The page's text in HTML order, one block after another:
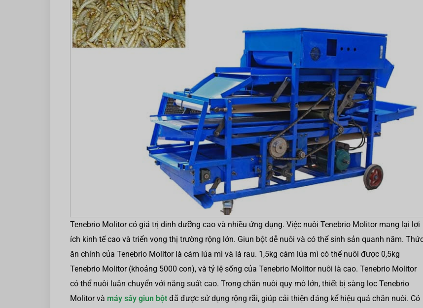
Tenebrio Molitor có giá trị dinh dưỡng cao và nhiều ứng dụng. Việc nuôi Tenebrio Molitor mang lại lợi
ích kinh tế cao và triển vọng thị trường rộng lớn. Giun bột dễ nuôi và có thể sinh sản quanh năm.
ăn chính của Tenebrio Molitor là cám lúa mì và lá rau. 1,5kg cám lúa mì có thể nuôi được 0,5kg
Tenebrio Molitor (khoảng 5000 con), và tỷ lệ sống của Tenebrio Molitor nuôi là cao. Tenebrio Molitor
có thể nuôi luân chuyển với năng suất cao. Trong chăn nuôi quy mô lớn, thiết bị sàng lọc Tenebrio
Molitor và máy sấy giun bột đã được sử dụng rộng rãi, giúp cải thiện đáng kể hiệu quả chăn nuôi. Có